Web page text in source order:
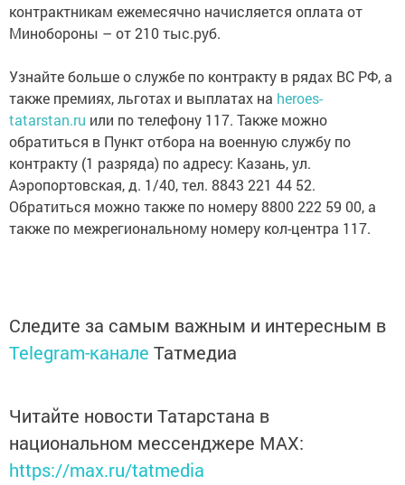
контрактникам ежемесячно начисляется оплата от
Минобороны – от 210 тыс.руб.
Узнайте больше о службе по контракту в рядах ВС РФ, а
также премиях, льготах и выплатах на heroes-
tatarstan.ru или по телефону 117. Также можно
обратиться в Пункт отбора на военную службу по
контракту (1 разряда) по адресу: Казань, ул.
Аэропортовская, д. 1/40, тел. 8843 221 44 52.
Обратиться можно также по номеру 8800 222 59 00, а
также по межрегиональному номеру кол-центра 117.
Следите за самым важным и интересным в
Telegram-канале Татмедиа
Читайте новости Татарстана в
национальном мессенджере MАХ:
https://max.ru/tatmedia